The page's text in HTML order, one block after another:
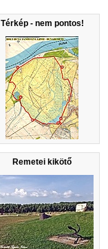
Térkép - nem pontos!
Remetei kikötő